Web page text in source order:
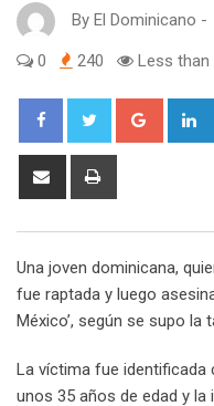
By El Dominicano -
0 240 Less than
Google+
Share
Una joven dominicana,
fue raptada y luego
México’, según se supo la
La víctima fue identificada
unos 35 años de edad y